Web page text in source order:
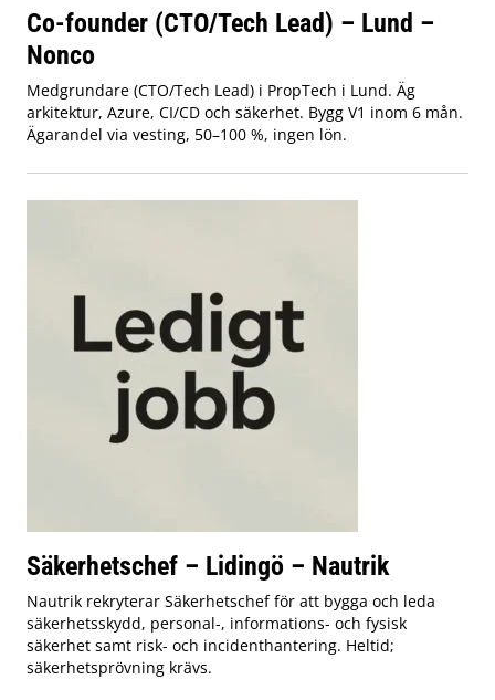
Co-founder (CTO/Tech Lead) – Lund –
Nonco
Medgrundare (CTO/Tech Lead) i PropTech i Lund. Äg
arkitektur, Azure, CI/CD och säkerhet. Bygg V1 inom 6 mån.
Ägarandel via vesting, 50–100 %, ingen lön.
Säkerhetschef – Lidingö – Nautrik
Nautrik rekryterar Säkerhetschef för att bygga och leda
säkerhetsskydd, personal-, informations- och fysisk
säkerhet samt risk- och incidenthantering. Heltid;
säkerhetsprövning krävs.